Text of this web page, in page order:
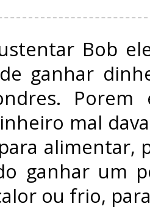
Bob
ganhar
Porem
mal
alimentar,
ganhar um
ou frio,